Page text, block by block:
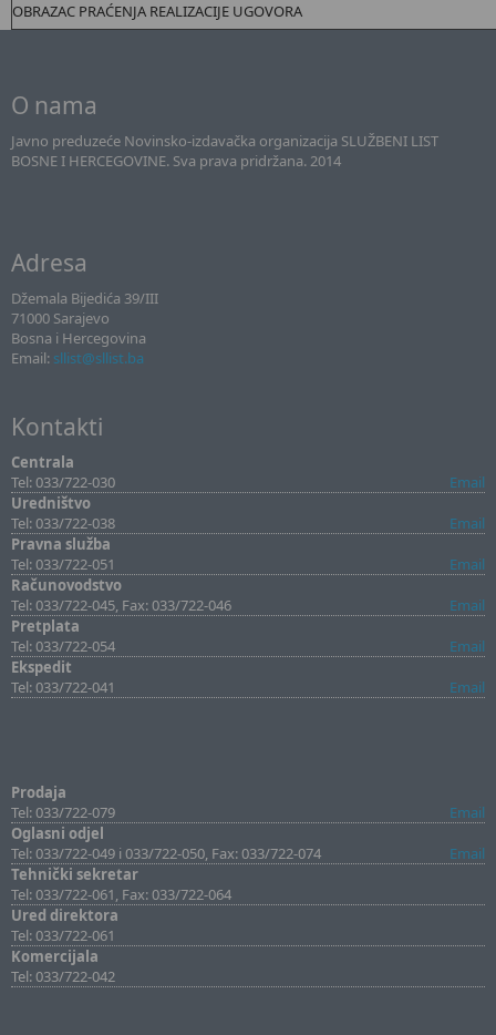
OBRAZAC PRAĆENJA REALIZACIJE UGOVORA
O nama
Javno preduzeće Novinsko-izdavačka organizacija SLUŽBENI LIST
BOSNE I HERCEGOVINE. Sva prava pridržana. 2014
Adresa
Džemala Bijedića 39/III
71000 Sarajevo
Bosna i Hercegovina
Email: sllist@sllist.ba
Kontakti
Centrala
Tel: 033/722-030
Email
Uredništvo
Tel: 033/722-038
Email
Pravna služba
Tel: 033/722-051
Email
Računovodstvo
Tel: 033/722-045, Fax: 033/722-046
Email
Pretplata
Tel: 033/722-054
Email
Ekspedit
Tel: 033/722-041
Email
Prodaja
Tel: 033/722-079
Email
Oglasni odjel
Tel: 033/722-049 i 033/722-050, Fax: 033/722-074
Email
Tehnički sekretar
Tel: 033/722-061, Fax: 033/722-064
Ured direktora
Tel: 033/722-061
Komercijala
Tel: 033/722-042